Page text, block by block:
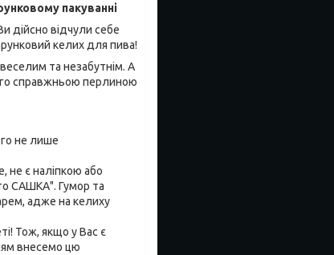
пакуванні
дійсно відчули себе
келих для пива!
та незабутнім. А
справжньою перлиною
не лише
не є наліпкою або
САШКА". Гумор та
адже на келиху
Тож, якщо у Вас є
внесемо цю